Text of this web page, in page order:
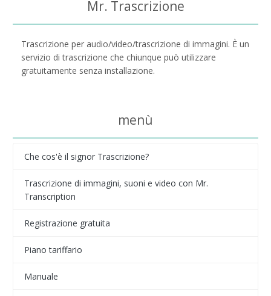
Mr. Trascrizione
Trascrizione per audio/video/trascrizione di immagini. È un
servizio di trascrizione che chiunque può utilizzare
gratuitamente senza installazione.
menù
Che cos'è il signor Trascrizione?
Trascrizione di immagini, suoni e video con Mr.
Transcription
Registrazione gratuita
Piano tariffario
Manuale